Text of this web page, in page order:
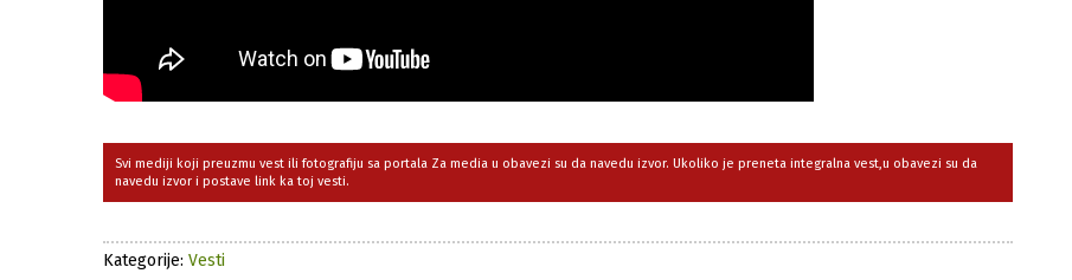
Svi mediji koji preuzmu vest ili fotografiju sa portala Za media u obavezi su da navedu izvor. Ukoliko je preneta integralna vest,u obavezi su da
navedu izvor i postave link ka toj vesti.
Kategorije: Vesti